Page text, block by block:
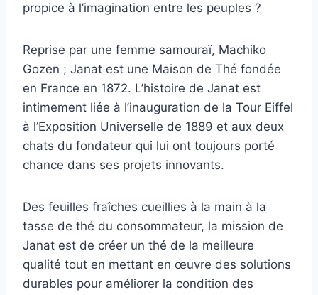
propice à l’imagination entre les peuples ?
Reprise par une femme samouraï, Machiko
Gozen ; Janat est une Maison de Thé fondée
en France en 1872. L’histoire de Janat est
intimement liée à l’inauguration de la Tour Eiffel
à l’Exposition Universelle de 1889 et aux deux
chats du fondateur qui lui ont toujours porté
chance dans ses projets innovants.
Des feuilles fraîches cueillies à la main à la
tasse de thé du consommateur, la mission de
Janat est de créer un thé de la meilleure
qualité tout en mettant en œuvre des solutions
durables pour améliorer la condition des